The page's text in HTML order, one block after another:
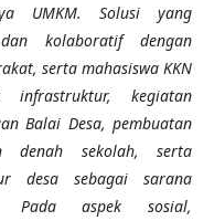
UMKM. Solusi yang
kolaboratif dengan
serta mahasiswa KKN
infrastruktur, kegiatan
Balai Desa, pembuatan
denah sekolah, serta
desa sebagai sarana
Pada aspek sosial,